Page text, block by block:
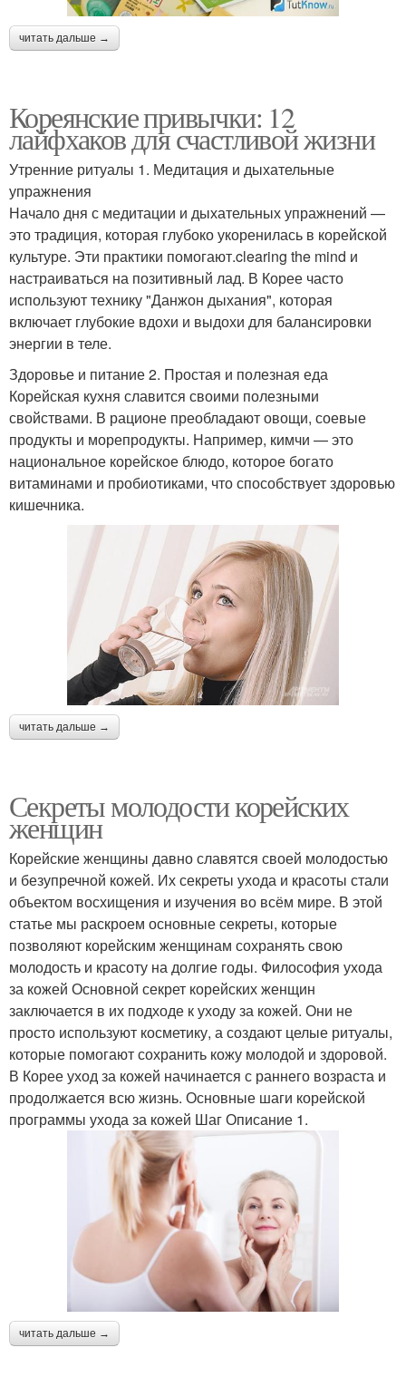
читать дальше →
Кореянские привычки: 12
лайфхаков для счастливой жизни
Утренние ритуалы 1. Медитация и дыхательные
упражнения
Начало дня с медитации и дыхательных упражнений —
это традиция, которая глубоко укоренилась в корейской
культуре. Эти практики помогают.clearing the mind и
настраиваться на позитивный лад. В Корее часто
используют технику "Данжон дыхания", которая
включает глубокие вдохи и выдохи для балансировки
энергии в теле.
Здоровье и питание 2. Простая и полезная еда
Корейская кухня славится своими полезными
свойствами. В рационе преобладают овощи, соевые
продукты и морепродукты. Например, кимчи — это
национальное корейское блюдо, которое богато
витаминами и пробиотиками, что способствует здоровью
кишечника.
читать дальше →
Секреты молодости корейских
женщин
Корейские женщины давно славятся своей молодостью
и безупречной кожей. Их секреты ухода и красоты стали
объектом восхищения и изучения во всём мире. В этой
статье мы раскроем основные секреты, которые
позволяют корейским женщинам сохранять свою
молодость и красоту на долгие годы. Философия ухода
за кожей Основной секрет корейских женщин
заключается в их подходе к уходу за кожей. Они не
просто используют косметику, а создают целые ритуалы,
которые помогают сохранить кожу молодой и здоровой.
В Корее уход за кожей начинается с раннего возраста и
продолжается всю жизнь. Основные шаги корейской
программы ухода за кожей Шаг Описание 1.
читать дальше →